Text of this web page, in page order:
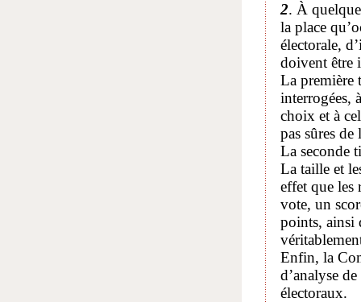
2. À
la place
électorale,
doivent être
La première
interrogées,
choix et à
pas sûres
La seconde
La taille et
effet que les
vote, un
points, ainsi
Enfin, la
d’analyse
électoraux.